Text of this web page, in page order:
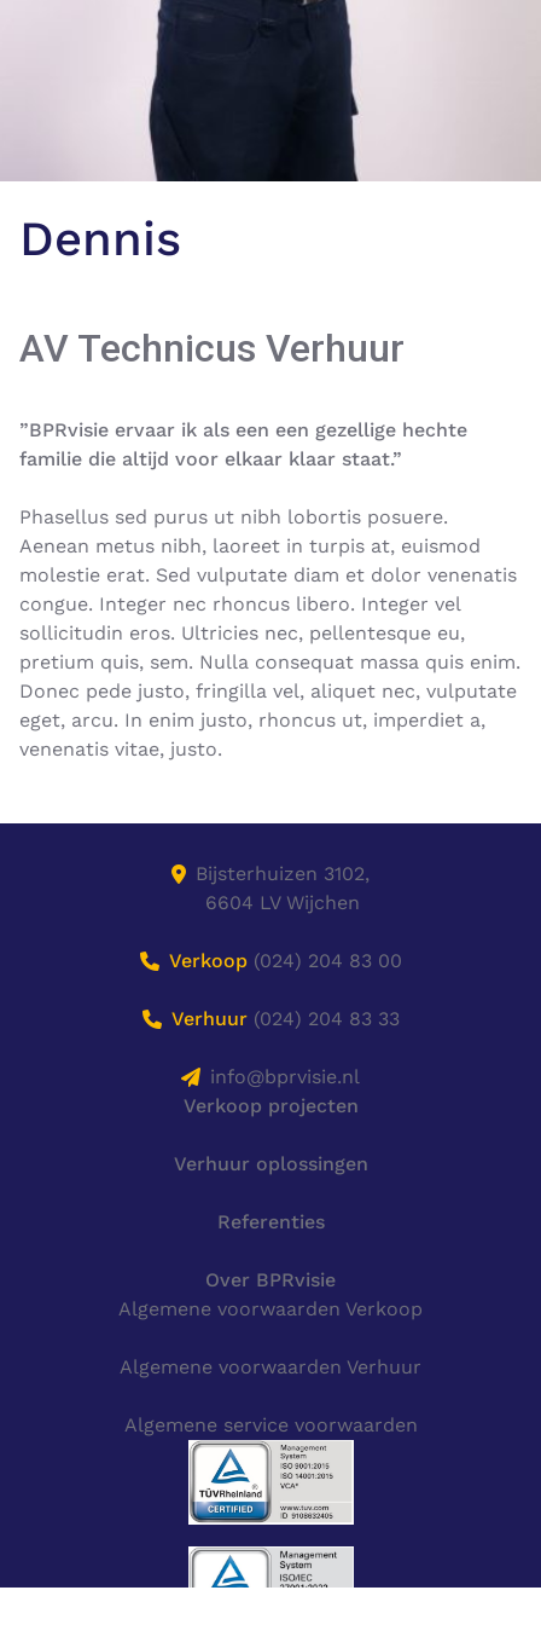
Dennis
AV Technicus Verhuur
”BPRvisie ervaar ik als een een gezellige hechte
familie die altijd voor elkaar klaar staat.”
Phasellus sed purus ut nibh lobortis posuere.
Aenean metus nibh, laoreet in turpis at, euismod
molestie erat. Sed vulputate diam et dolor venenatis
congue. Integer nec rhoncus libero. Integer vel
sollicitudin eros. Ultricies nec, pellentesque eu,
pretium quis, sem. Nulla consequat massa quis enim.
Donec pede justo, fringilla vel, aliquet nec, vulputate
eget, arcu. In enim justo, rhoncus ut, imperdiet a,
venenatis vitae, justo.
Bijsterhuizen 3102,
6604 LV Wijchen
Verkoop (024) 204 83 00
Verhuur (024) 204 83 33
info@bprvisie.nl
Verkoop projecten
Verhuur oplossingen
Referenties
Over BPRvisie
Algemene voorwaarden Verkoop
Algemene voorwaarden Verhuur
Algemene service voorwaarden